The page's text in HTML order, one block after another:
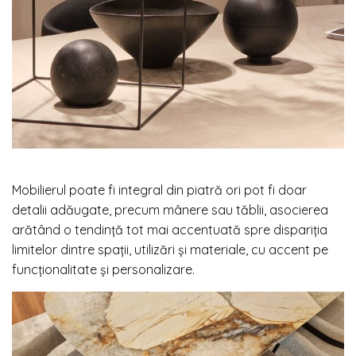
Mobilierul poate fi integral din piatră ori pot fi doar
detalii adăugate, precum mânere sau tăblii, asocierea
arătând o tendință tot mai accentuată spre dispariția
limitelor dintre spații, utilizări și materiale, cu accent pe
funcționalitate și personalizare.